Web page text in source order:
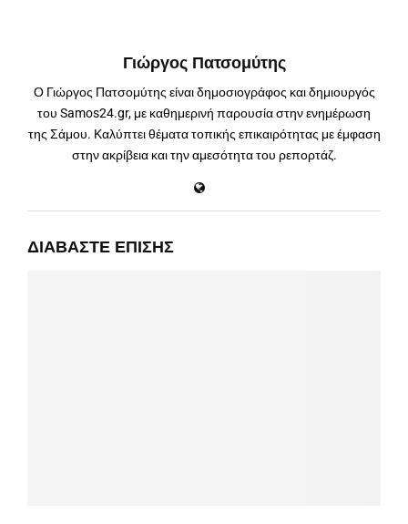
Γιώργος Πατσομύτης
Ο Γιώργος Πατσομύτης είναι δημοσιογράφος και δημιουργός
του Samos24.gr, με καθημερινή παρουσία στην ενημέρωση
της Σάμου. Καλύπτει θέματα τοπικής επικαιρότητας με έμφαση
στην ακρίβεια και την αμεσότητα του ρεπορτάζ.
ΔΙΑΒΆΣΤΕ ΕΠΊΣΗΣ